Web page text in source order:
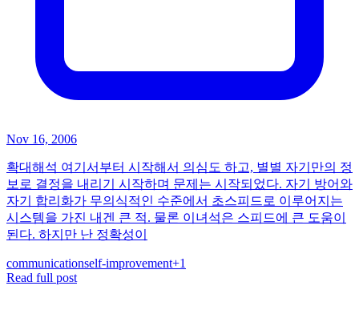
Nov 16, 2006
확대해석 여기서부터 시작해서 의심도 하고, 별별 자기만의 정
보로 결정을 내리기 시작하며 문제는 시작되었다. 자기 방어와
자기 합리화가 무의식적인 수준에서 초스피드로 이루어지는
시스템을 가진 내겐 큰 적. 물론 이녀석은 스피드에 큰 도움이
된다. 하지만 난 정확성이
communicationself-improvement+1
Read full post